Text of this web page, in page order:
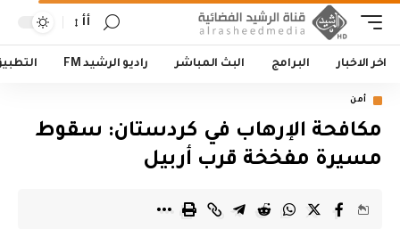
أأ
اخر الاخبار البرامج البث المباشر راديو الرشيد FM
أمن
مكافحة الإرهاب في كردستان: سقوط
مسيرة مفخخة قرب أربيل